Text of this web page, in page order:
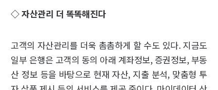
◇ 자산관리 더 똑똑해진다
고객의 자산관리를 더욱 촘촘하게 할 수도 있다. 지금도
일부 은행은 고객의 동의 아래 계좌정보, 증권정보, 부동
산 정보 등을 바탕으로 현재 자산, 지출 분석, 맞춤형 투